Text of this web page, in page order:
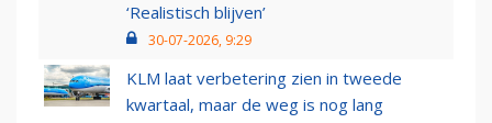
‘Realistisch blijven’
30-07-2026, 9:29
KLM laat verbetering zien in tweede
kwartaal, maar de weg is nog lang